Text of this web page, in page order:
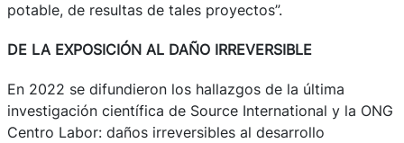
potable, de resultas de tales proyectos”.
DE LA EXPOSICIÓN AL DAÑO IRREVERSIBLE
En 2022 se difundieron los hallazgos de la última
investigación científica de Source International y la ONG
Centro Labor: daños irreversibles al desarrollo